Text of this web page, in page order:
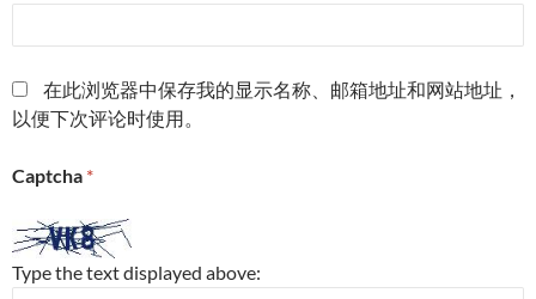
在此浏览器中保存我的显示名称、邮箱地址和网站地址，
以便下次评论时使用。
Captcha *
Type the text displayed above: